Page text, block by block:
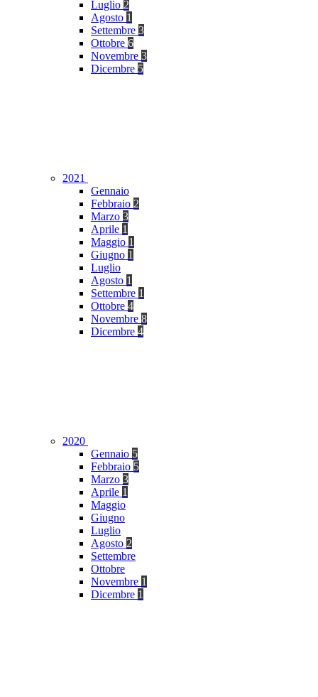
Luglio 2
Agosto 1
Settembre 3
Ottobre 6
Novembre 3
Dicembre 5
2021
Gennaio
Febbraio 2
Marzo 3
Aprile 1
Maggio 1
Giugno 1
Luglio
Agosto 1
Settembre 1
Ottobre 4
Novembre 8
Dicembre 4
2020
Gennaio 5
Febbraio 5
Marzo 3
Aprile 1
Maggio
Giugno
Luglio
Agosto 2
Settembre
Ottobre
Novembre 1
Dicembre 1